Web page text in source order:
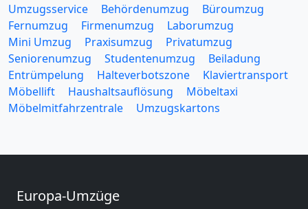
Umzugsservice Behördenumzug
Büroumzug
Fernumzug
Firmenumzug
Laborumzug
Mini Umzug
Praxisumzug
Privatumzug
Seniorenumzug
Studentenumzug
Beiladung
Entrümpelung
Halteverbotszone
Klaviertransport
Möbellift
Haushaltsauflösung
Möbeltaxi
Möbelmitfahrzentrale
Umzugskartons
Europa-Umzüge